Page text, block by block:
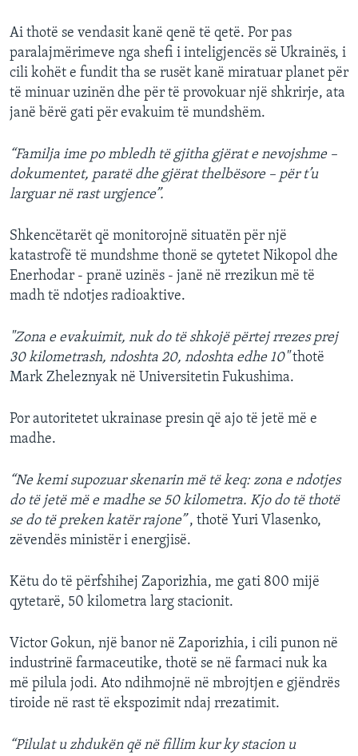
Ai thotë se vendasit kanë qenë të qetë. Por pas
paralajmërimeve nga shefi i inteligjencës së Ukrainës, i
cili kohët e fundit tha se rusët kanë miratuar planet për
të minuar uzinën dhe për të provokuar një shkrirje, ata
janë bërë gati për evakuim të mundshëm.
“Familja ime po mbledh të gjitha gjërat e nevojshme –
dokumentet, paratë dhe gjërat thelbësore – për t’u
larguar në rast urgjence”.
Shkencëtarët që monitorojnë situatën për një
katastrofë të mundshme thonë se qytetet Nikopol dhe
Enerhodar - pranë uzinës - janë në rrezikun më të
madh të ndotjes radioaktive.
"Zona e evakuimit, nuk do të shkojë përtej rrezes prej
30 kilometrash, ndoshta 20, ndoshta edhe 10"thotë
Mark Zheleznyak në Universitetin Fukushima.
Por autoritetet ukrainase presin që ajo të jetë më e
madhe.
“Ne kemi supozuar skenarin më të keq: zona e ndotjes
do të jetë më e madhe se 50 kilometra. Kjo do të thotë
se do të preken katër rajone”, thotë Yuri Vlasenko,
zëvendës ministër i energjisë.
Këtu do të përfshihej Zaporizhia, me gati 800 mijë
qytetarë, 50 kilometra larg stacionit.
Victor Gokun, një banor në Zaporizhia, i cili punon në
industrinë farmaceutike, thotë se në farmaci nuk ka
më pilula jodi. Ato ndihmojnë në mbrojtjen e gjëndrës
tiroide në rast të ekspozimit ndaj rrezatimit.
“Pilulat u zhdukën që në fillim kur ky stacion u